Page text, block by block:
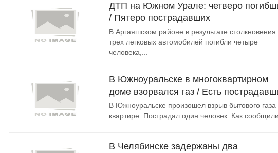
ДТП на Южном Урале: четверо
/ Пятеро пострадавших
В Аргаяшском районе в результате столкновения
трех легковых автомобилей погибли четыре
человека,...
В Южноуральске в многоквартирном
доме взорвался газ / Есть
В Южноуральске произошел взрыв бытового газа
квартире. Пострадал один человек. Как
В Челябинске задержаны два